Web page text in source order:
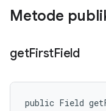
Metode
getFirstField
public Field